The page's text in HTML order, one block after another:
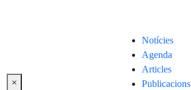
×
Notícies
Agenda
Articles
Publicacions